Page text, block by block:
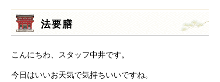
価格から選ぶ
~999円
1,000~1,999円
2,000~2,999円
法要膳
こんにちわ、スタッフ中井です。
今日はいいお天気で気持ちいいですね。